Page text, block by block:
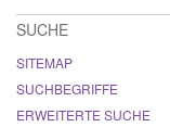
SUCHE
SITEMAP
SUCHBEGRIFFE
ERWEITERTE SUCHE